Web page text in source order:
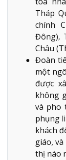
Tháp
chính
Đông),
Châu
Đoàn
một
được
không
và pho
phụng
khách
giáo,
thị náo